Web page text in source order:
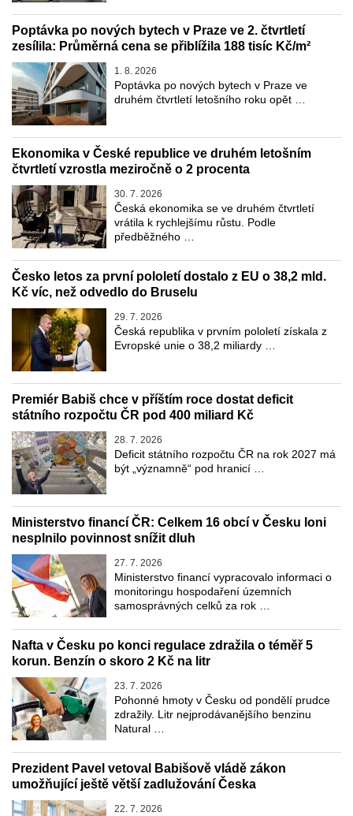
Poptávka po nových bytech v Praze ve 2. čtvrtletí
zesílila: Průměrná cena se přiblížila 188 tisíc Kč/m²
1. 8. 2026
Poptávka po nových bytech v Praze ve
druhém čtvrtletí letošního roku opět …
Ekonomika v České republice ve druhém letošním
čtvrtletí vzrostla meziročně o 2 procenta
30. 7. 2026
Česká ekonomika se ve druhém čtvrtletí
vrátila k rychlejšímu růstu. Podle
předběžného …
Česko letos za první pololetí dostalo z EU o 38,2 mld.
Kč víc, než odvedlo do Bruselu
29. 7. 2026
Česká republika v prvním pololetí získala z
Evropské unie o 38,2 miliardy …
Premiér Babiš chce v příštím roce dostat deficit
státního rozpočtu ČR pod 400 miliard Kč
28. 7. 2026
Deficit státního rozpočtu ČR na rok 2027 má
být „významně“ pod hranicí …
Ministerstvo financí ČR: Celkem 16 obcí v Česku loni
nesplnilo povinnost snížit dluh
27. 7. 2026
Ministerstvo financí vypracovalo informaci o
monitoringu hospodaření územních
samosprávných celků za rok …
Nafta v Česku po konci regulace zdražila o téměř 5
korun. Benzín o skoro 2 Kč na litr
23. 7. 2026
Pohonné hmoty v Česku od pondělí prudce
zdražily. Litr nejprodávanějšího benzinu
Natural …
Prezident Pavel vetoval Babišově vládě zákon
umožňující ještě větší zadlužování Česka
22. 7. 2026